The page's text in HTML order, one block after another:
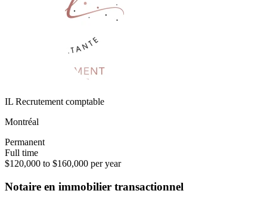
IL Recrutement comptable
Montréal
Permanent
Full time
$120,000 to $160,000 per year
Notaire en immobilier transactionnel